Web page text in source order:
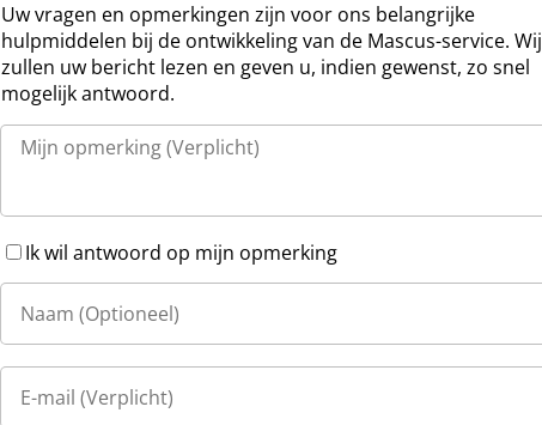
Uw vragen en opmerkingen zijn voor ons belangrijke
hulpmiddelen bij de ontwikkeling van de Mascus-service. Wij
zullen uw bericht lezen en geven u, indien gewenst, zo snel
mogelijk antwoord.
Ik wil antwoord op mijn opmerking